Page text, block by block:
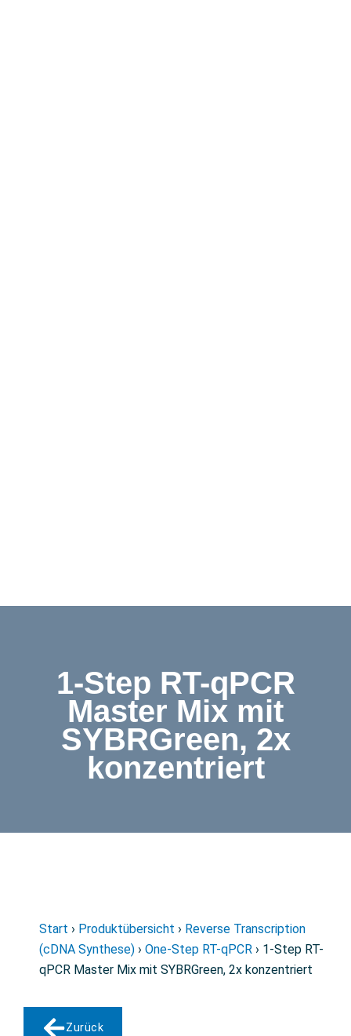
1-Step RT-qPCR
Master Mix mit
SYBRGreen, 2x
konzentriert
Start › Produktübersicht › Reverse Transcription
(cDNA Synthese) › One-Step RT-qPCR › 1-Step RT-
qPCR Master Mix mit SYBRGreen, 2x konzentriert
Zurück